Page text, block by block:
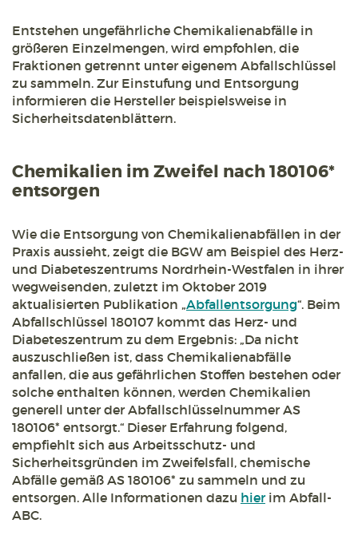
Entstehen ungefährliche Chemikalienabfälle in
größeren Einzelmengen, wird empfohlen, die
Fraktionen getrennt unter eigenem Abfallschlüssel
zu sammeln. Zur Einstufung und Entsorgung
informieren die Hersteller beispielsweise in
Sicherheitsdatenblättern.
Chemikalien im Zweifel nach 180106*
entsorgen
Wie die Entsorgung von Chemikalienabfällen in der
Praxis aussieht, zeigt die BGW am Beispiel des Herz-
und Diabeteszentrums Nordrhein-Westfalen in ihrer
wegweisenden, zuletzt im Oktober 2019
aktualisierten Publikation „Abfallentsorgung“. Beim
Abfallschlüssel 180107 kommt das Herz- und
Diabeteszentrum zu dem Ergebnis: „Da nicht
auszuschließen ist, dass Chemikalienabfälle
anfallen, die aus gefährlichen Stoffen bestehen oder
solche enthalten können, werden Chemikalien
generell unter der Abfallschlüsselnummer AS
180106* entsorgt.“ Dieser Erfahrung folgend,
empfiehlt sich aus Arbeitsschutz- und
Sicherheitsgründen im Zweifelsfall, chemische
Abfälle gemäß AS 180106* zu sammeln und zu
entsorgen. Alle Informationen dazu hierim Abfall-
ABC.